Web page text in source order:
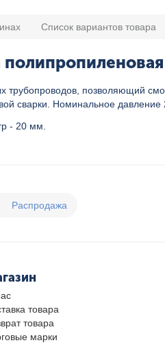
Список вариантов товара
позволяющий
сварки. Номинальное давление
- 20 мм.
Распродажа
товара
товара
марки